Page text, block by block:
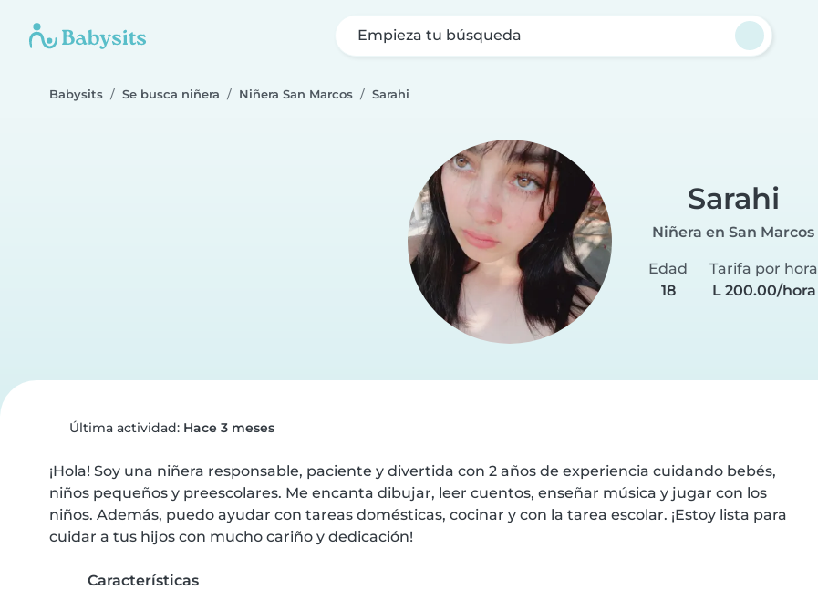
Empieza tu búsqueda
Babysits Se busca niñera Niñera San Marcos Sarahi
Sarahi
Niñera en San Marcos
Edad
18
Tarifa por hora
L 200.00/hora
Última actividad: Hace 3 meses
¡Hola! Soy una niñera responsable, paciente y divertida con 2 años de experiencia cuidando bebés,
niños pequeños y preescolares. Me encanta dibujar, leer cuentos, enseñar música y jugar con los
niños. Además, puedo ayudar con tareas domésticas, cocinar y con la tarea escolar. ¡Estoy lista para
cuidar a tus hijos con mucho cariño y dedicación!
Características